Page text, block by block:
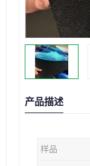
产品描述
样品